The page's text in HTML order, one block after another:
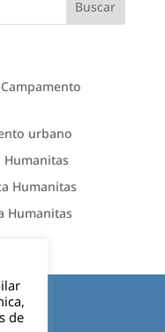
urbano
Humanitas
Humanitas
Humanitas
de